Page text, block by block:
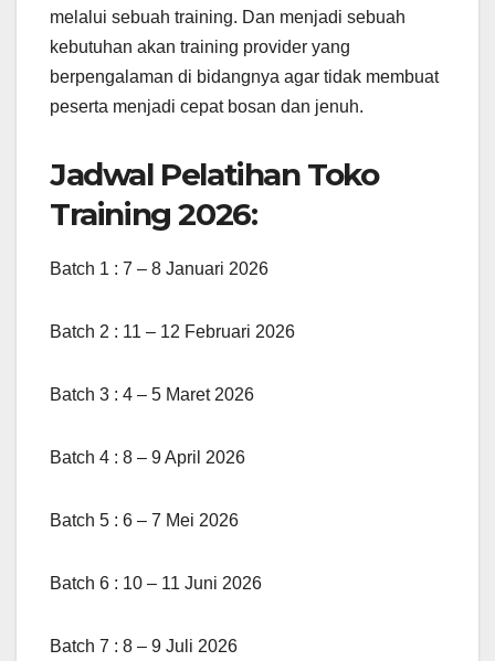
melalui sebuah training. Dan menjadi sebuah
kebutuhan akan training provider yang
berpengalaman di bidangnya agar tidak membuat
peserta menjadi cepat bosan dan jenuh.
Jadwal Pelatihan Toko
Training 2026:
Batch 1 : 7 – 8 Januari 2026
Batch 2 : 11 – 12 Februari 2026
Batch 3 : 4 – 5 Maret 2026
Batch 4 : 8 – 9 April 2026
Batch 5 : 6 – 7 Mei 2026
Batch 6 : 10 – 11 Juni 2026
Batch 7 : 8 – 9 Juli 2026